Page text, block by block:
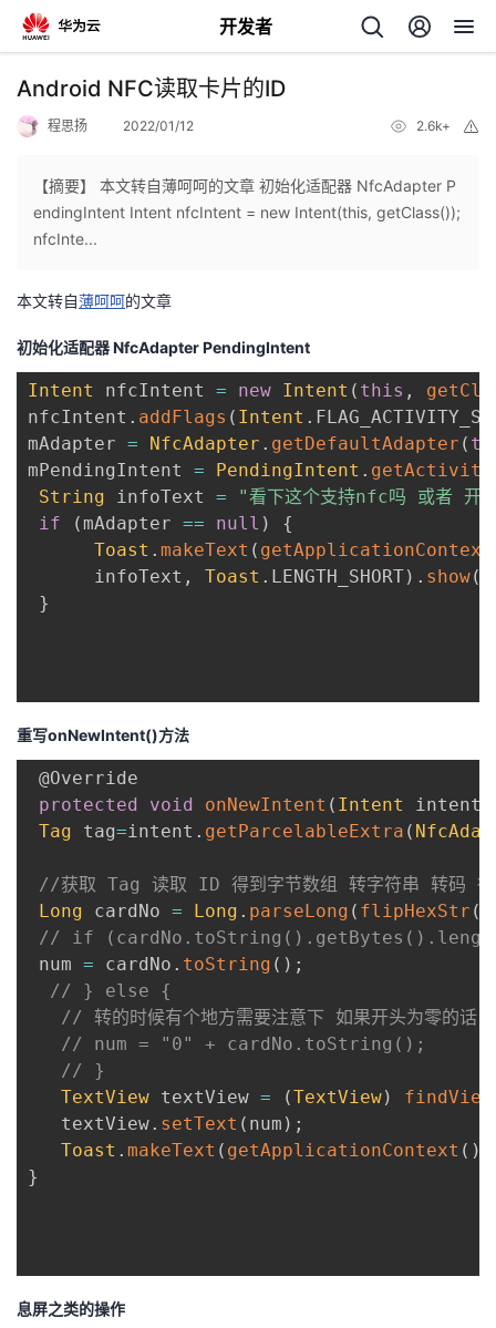
开发者
返
主
页
的
开
发
者
客
论
坛
的
圈
我
的
播
我
活
动
的
关
我
的
学
我
Programs
持
Android NFC读取卡片的ID
程思扬 2022/01/12 2.6k+
【摘要】 本文转自薄呵呵的文章 初始化适配器 NfcAdapter P
endingIntent Intent nfcIntent = new Intent(this, getClass());
nfcInte...
本文转自薄呵呵的文章
初始化适配器 NfcAdapter PendingIntent
Intent nfcIntent = new Intent ( this ,
nfcIntent . addFlags ( Intent .
mAdapter = NfcAdapter . getDefaultAdapter (
mPendingIntent = PendingIntent . getActivity
String infoText =
"看下这个支持nfc吗 或者 开
if
( mAdapter == null )
{
Toast . makeText ( getApplicationContext
      infoText
, Toast . LENGTH_SHORT) . show(
}
重写onNewIntent()方法
@Override
protected
void onNewIntent ( Intent intent
Tag tag=intent . getParcelableExtra (
//获取 Tag 读取 ID 得到字节数组 转字符串 转码 得
Long cardNo = Long . parseLong ( flipHexStr (
// if
num = cardNo . toString ( ) ;
// } else {
// 转的时候有个地方需要注意下 如果开头为零的话
// num = "0" + cardNo.toString();
// }
TextView textView = (TextView)
   textView
. setText ( num ) ;
Toast . makeText ( getApplicationContext ( )
}
息屏之类的操作